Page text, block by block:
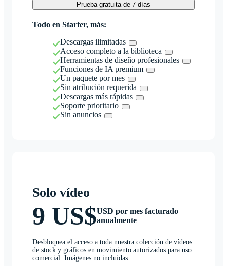
Prueba gratuita de 7 días
Todo en Starter, más:
Descargas ilimitadas
Acceso completo a la biblioteca
Herramientas de diseño profesionales
Funciones de IA premium
Un paquete por mes
Sin atribución requerida
Descargas más rápidas
Soporte prioritario
Sin anuncios
Solo vídeo
9 US$USD por mes facturado
anualmente
Desbloquea el acceso a toda nuestra colección de vídeos
de stock y gráficos en movimiento autorizados para uso
comercial. Imágenes no incluidas.